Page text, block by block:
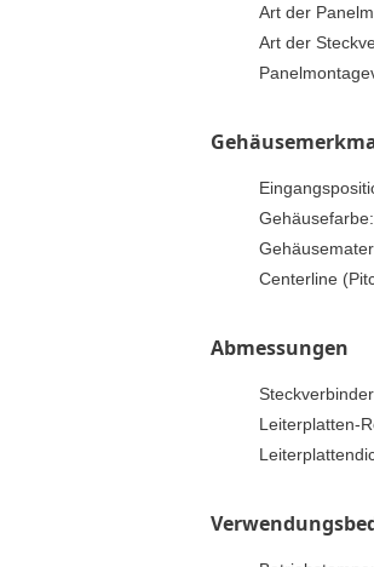
Art der
Art der
Gehäusefarbe:
Centerline
Abmessungen
Leiterplatten-